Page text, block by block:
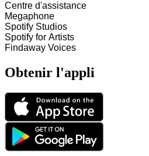
Centre d'assistance
Megaphone
Spotify Studios
Spotify for Artists
Findaway Voices
Obtenir l'appli